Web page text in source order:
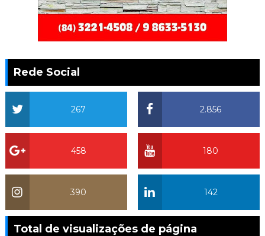
Rede Social
2.856
267
180
458
142
390
Total de visualizações de página